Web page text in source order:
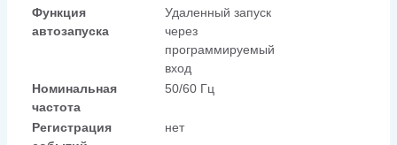
Функция
автозапуска
Удаленный запуск
через
программируемый
вход
Номинальная
частота
50/60 Гц
Регистрация
нет